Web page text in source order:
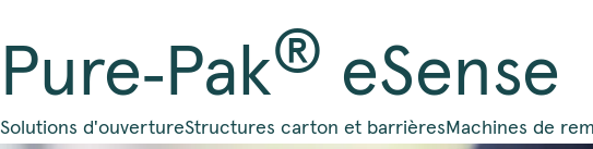
Pure‑Pak® eSense
Solutions d'ouvertureStructures carton et barrières Machines de